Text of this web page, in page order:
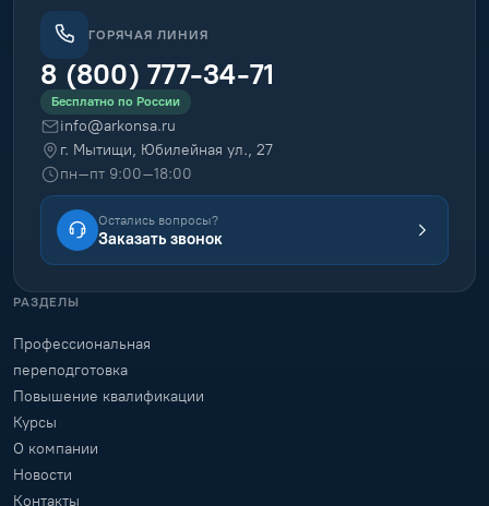
ГОРЯЧАЯ ЛИНИЯ
8 (800) 777-34-71
Бесплатно по России
info@arkonsa.ru
г. Мытищи, Юбилейная ул., 27
пн–пт 9:00–18:00
Остались вопросы?
Заказать звонок
РАЗДЕЛЫ
Профессиональная
переподготовка
Повышение квалификации
Курсы
О компании
Новости
Контакты